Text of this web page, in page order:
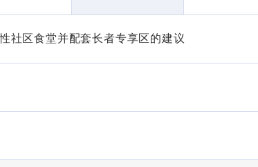
社区食堂并配套长者专享区的建议